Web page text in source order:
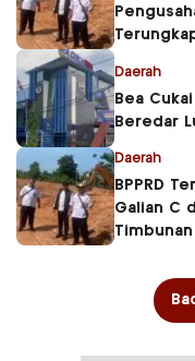
Daerah
Bea
Beredar
Daerah
BPPRD
Galian C
Timbunan